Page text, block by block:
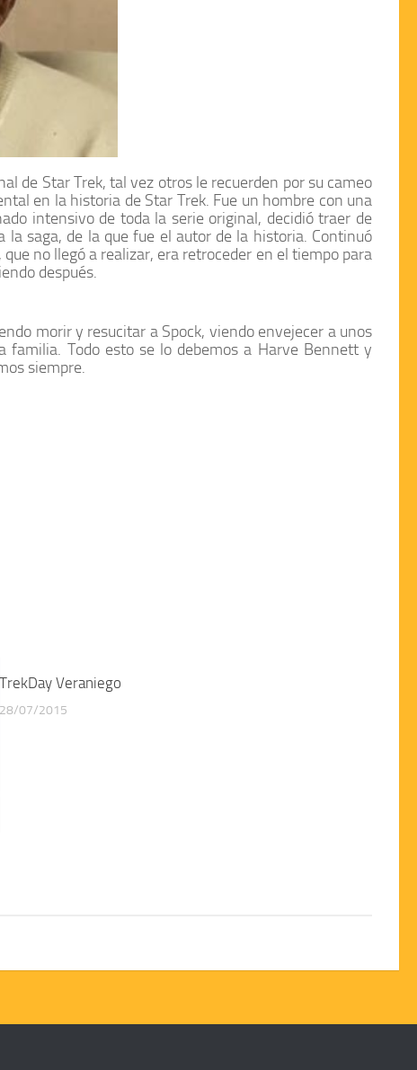
de Star Trek, tal vez otros le recuerden por su cameo
en la historia de Star Trek. Fue un hombre con una
intensivo de toda la serie original, decidió traer de
saga, de la que fue el autor de la historia. Continuó
no llegó a realizar, era retroceder en el tiempo para
después.
morir y resucitar a Spock, viendo envejecer a unos
familia. Todo esto se lo debemos a Harve Bennetty
siempre.
TrekDay Veraniego
28/07/2015